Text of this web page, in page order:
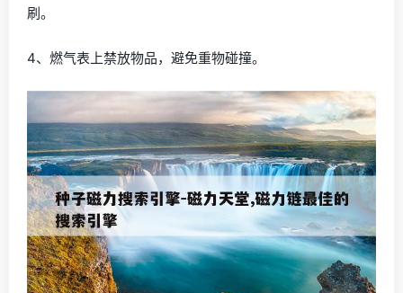
刷。
4、燃气表上禁放物品，避免重物碰撞。